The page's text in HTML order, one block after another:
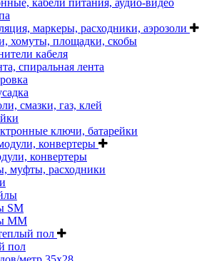
маркеры, расходники, аэрозоли
хомуты, площадки, скобы
кабеля
спиральная лента
смазки, газ, клей
ключи, батарейки
конвертеры
конвертеры
муфты, расходники
SM
MM
пол
пол